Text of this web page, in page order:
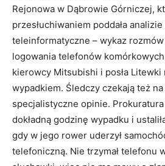
Rejonowa w Dąbrowie Górniczej,
przesłuchiwaniem poddała
teleinformatyczne – wykaz
logowania telefonów
kierowcy Mitsubishi i posła
wypadkiem. Śledczy czekają też
specjalistyczne opinie. Prokuratura
dokładną godzinę wypadku i
gdy w jego rower uderzył
telefoniczną. Nie trzymał telefonu